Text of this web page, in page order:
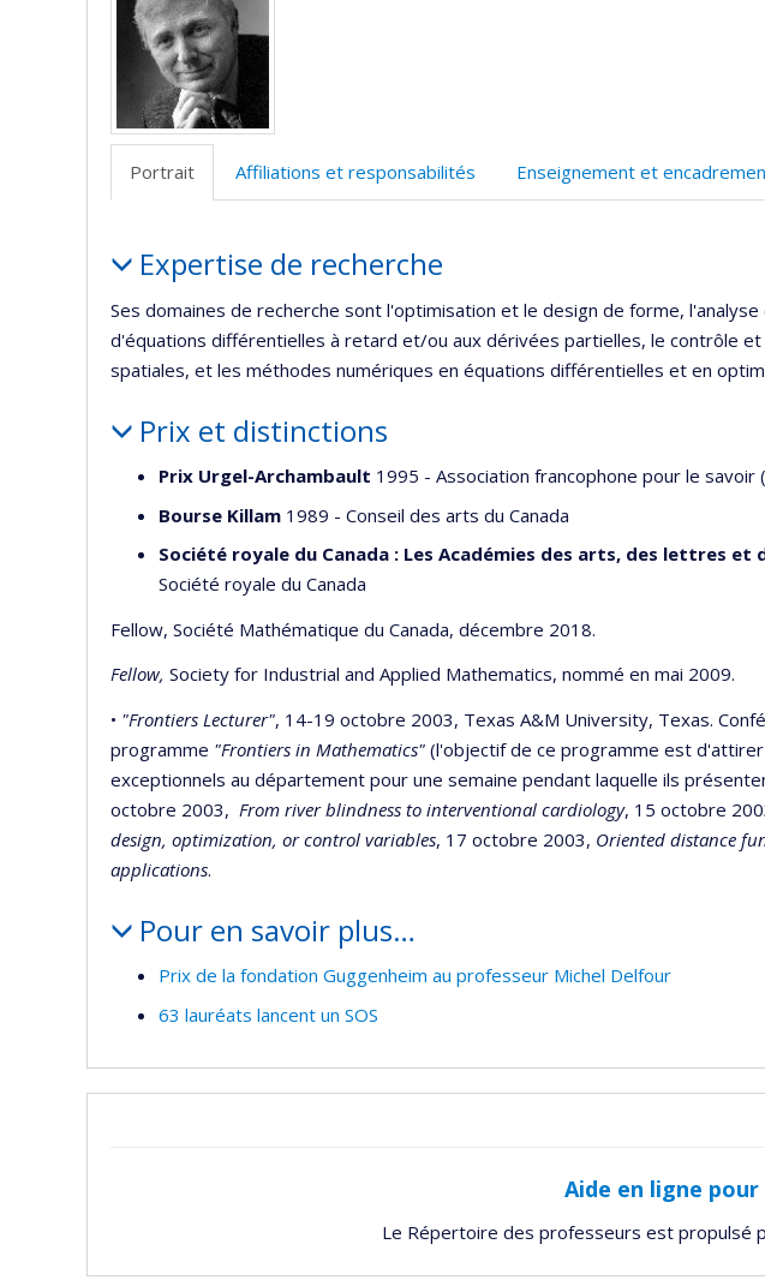
Portrait Affiliations et responsabilités Enseignement et
Expertise de recherche
Ses domaines de recherche sont l'optimisation et le design de forme,
d'équations différentielles à retard et/ou aux dérivées partielles, le contrôle
spatiales, et les méthodes numériques en équations différentielles et en
Prix et distinctions
Prix Urgel-Archambault 1995 - Association francophone pour le savoir
Bourse Killam 1989 - Conseil des arts du Canada
Société royale du Canada : Les Académies des arts, des lettres et
Société royale du Canada
Fellow, Société Mathématique du Canada, décembre 2018.
Fellow, Society for Industrial and Applied Mathematics, nommé en mai 2009.
• "Frontiers Lecturer", 14-19 octobre 2003, Texas A&M University, Texas.
programme "Frontiers in Mathematics" (l'objectif de ce programme est
exceptionnels au département pour une semaine pendant laquelle ils
octobre 2003, From river blindness to interventional cardiology, 15 octobre
design, optimization, or control variables, 17 octobre 2003, Oriented distance
applications.
Pour en savoir plus…
Prix de la fondation Guggenheim au professeur Michel Delfour
63 lauréats lancent un SOS
Aide en ligne
Le Répertoire des professeurs est propulsé